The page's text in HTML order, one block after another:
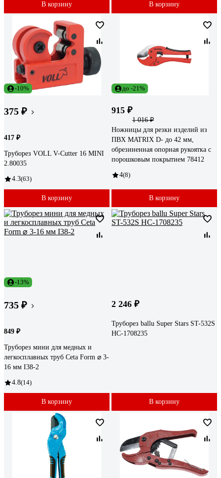
В корзину В корзину
-10%
375 ₽
417 ₽
Труборез VOLL V-Cutter 16 MINI
2.80035
4.3(63)
В корзину
до -21%
915 ₽
1 016 ₽
Ножницы для резки изделий из
ПВХ MATRIX D- до 42 мм,
обрезиненная опорная рукоятка с
порошковым покрытием 78412
4(8)
В корзину
-13%
735 ₽
849 ₽
Труборез мини для медных и
легкосплавных труб Ceta Form ⌀ 3-
16 мм I38-2
4.8(14)
В корзину
2 246 ₽
Труборез ballu Super Stars ST-532S
НС-1708235
В корзину